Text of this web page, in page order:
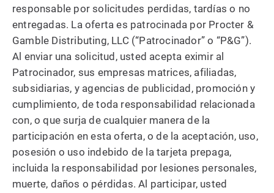
responsable por solicitudes perdidas, tardías o no
entregadas. La oferta es patrocinada por Procter &
Gamble Distributing, LLC (“Patrocinador” o “P&G”).
Al enviar una solicitud, usted acepta eximir al
Patrocinador, sus empresas matrices, afiliadas,
subsidiarias, y agencias de publicidad, promoción y
cumplimiento, de toda responsabilidad relacionada
con, o que surja de cualquier manera de la
participación en esta oferta, o de la aceptación, uso,
posesión o uso indebido de la tarjeta prepaga,
incluida la responsabilidad por lesiones personales,
muerte, daños o pérdidas. Al participar, usted